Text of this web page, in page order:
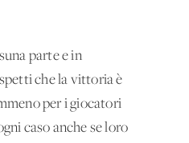
parte e in
che la vittoria è
per i giocatori
caso anche se loro